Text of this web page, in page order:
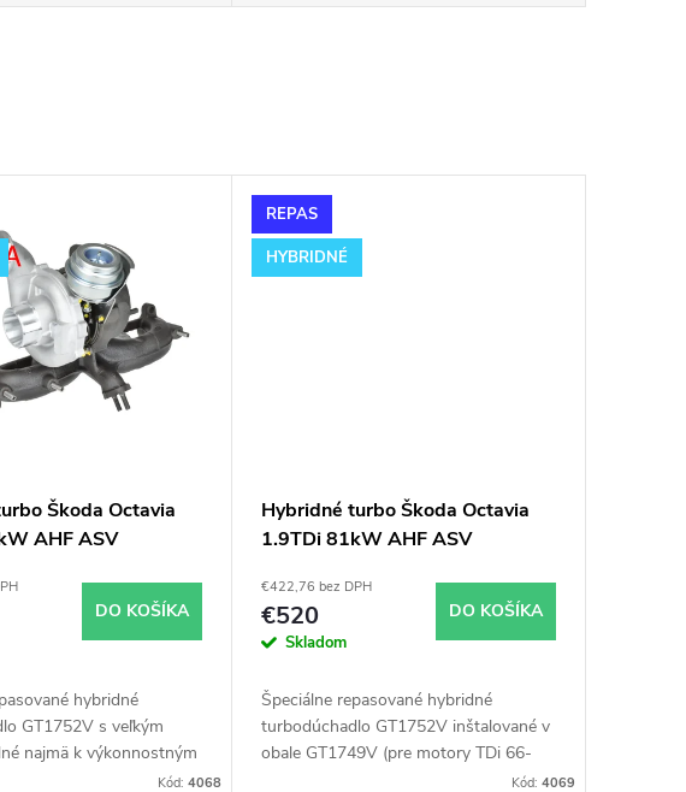
Škoda Octavia
AHF ASV
DO KOŠÍKA
hybridné
GT1752V s veľkým
najmä k výkonnostným
napr. chiptuning. PreKód: 4068
REPAS
HYBRIDNÉ
Hybridné turbo Škoda Octavia
1.9TDi 81kW AHF ASV
€422,76 bez DPH
€520
Skladom
DO KOŠÍKA
Špeciálne repasované hybridné
turbodúchadlo GT1752V inštalované v
obale GT1749V (pre motory TDi 66-
Kód: 4069